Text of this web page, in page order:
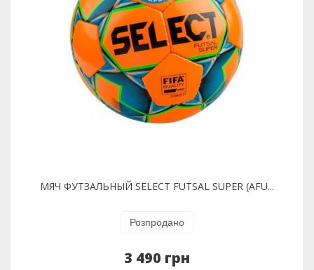
МЯЧ ФУТЗАЛЬНЫЙ SELECT FUTSAL SUPER (AFU...
Розпродано
3 490 грн